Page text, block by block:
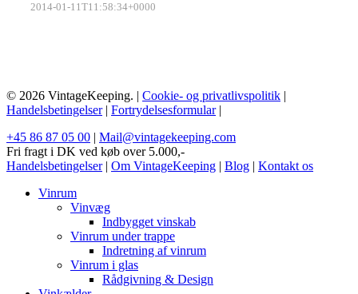
2014-01-11T11:58:34+0000
© 2026 VintageKeeping. | Cookie- og privatlivspolitik |
Handelsbetingelser| Fortrydelsesformular|
+45 86 87 05 00 | Mail@vintagekeeping.com
Fri fragt i DK ved køb over 5.000,-
Handelsbetingelser| Om VintageKeeping | Blog | Kontakt os
Vinrum
Vinvæg
Indbygget vinskab
Vinrum under trappe
Indretning af vinrum
Vinrum i glas
Rådgivning & Design